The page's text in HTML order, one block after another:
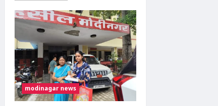
Agoda
Hotel
Booking:
How
to
Book
Hotels
&
Get
the
Best
Deals
in
2026
modinagar news